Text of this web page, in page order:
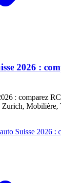
2026 :
: comparez
Mobilière,
Suisse 2026 :